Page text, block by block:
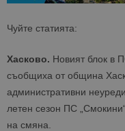
Чуйте статията:
Хасково. Новият блок в
съобщиха от община
административни
летен сезон ПС
на смяна.